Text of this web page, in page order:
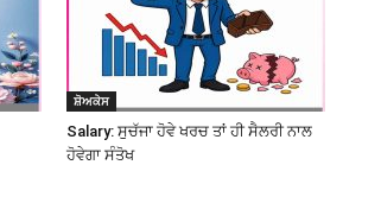
ਸ਼ੋਅਕੇਸ
Salary: ਸੁਚੱਜਾ ਹੋਵੇ ਖਰਚ ਤਾਂ ਹੀ ਸੈਲਰੀ ਨਾਲ
ਹੋਵੇਗਾ ਸੰਤੋਖ